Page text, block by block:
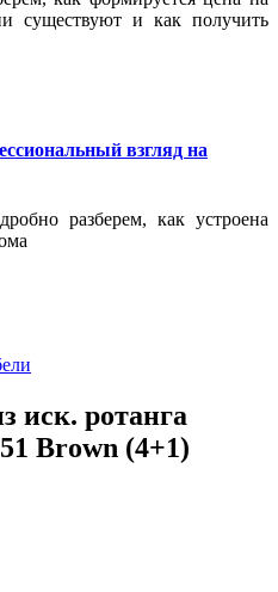
существуют и как получить
взгляд на
разберем, как устроена
иск. ротанга
Brown (4+1)